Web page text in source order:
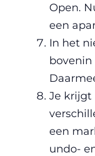
Open.
een
In het
bovenin
Je krijgt
een
undo-